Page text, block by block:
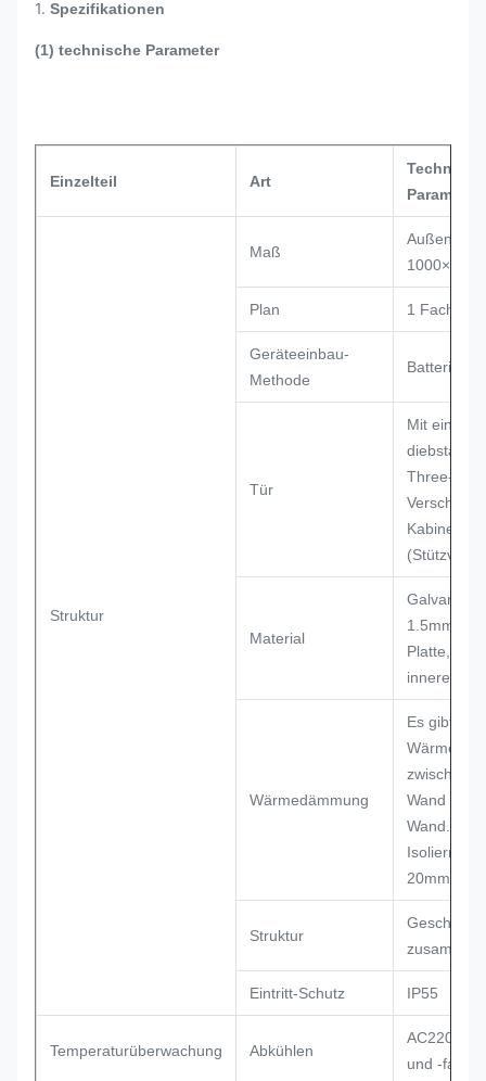
1. Spezifikationen
(1) technische Parameter
Einzelteil Art
Parameter
Struktur
Maß
Plan 1 Fach
Geräteeinbau-
Methode
Batterie-
Tür
Mit einer
Three-
Verschluss
Kabinett
Material
1.5mm
Platte,
innere
Wärmedämmung
Es gibt
zwischen
Wand und
Wand. Das
20mm PEF
Struktur
Eintritt-Schutz IP55
Temperaturüberwachung Abkühlen
AC220V-
und -fans